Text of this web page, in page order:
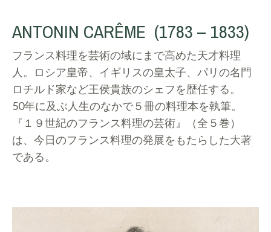
ANTONIN CARÊME (1783 – 1833)
フランス料理を芸術の域にまで高めた天才料理
人。ロシア皇帝、イギリスの皇太子、パリの名門
ロチルド家など王侯貴族のシェフを歴任する。
50年に及ぶ人生のなかで５冊の料理本を執筆。
『１９世紀のフランス料理の芸術』（全５巻）
は、今日のフランス料理の発展をもたらした大著
である。